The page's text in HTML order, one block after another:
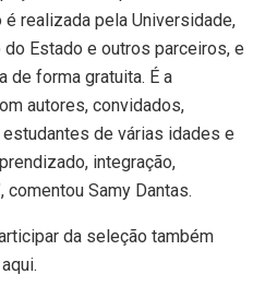
realizada pela Universidade,
Estado e outros parceiros, e
de forma gratuita. É a
autores, convidados,
de várias idades e
integração,
comentou Samy Dantas.
da seleção também